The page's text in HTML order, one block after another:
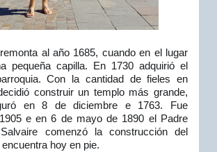
al año 1685, cuando en el lugar
pequeña capilla. En 1730 adquirió el
Con la cantidad de fieles en
construir un templo más grande,
en 8 de diciembre e 1763. Fue
e en 6 de mayo de 1890 el Padre
comenzó la construcción del
hoy en pie.